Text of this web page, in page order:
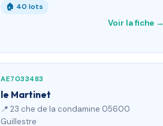
🏠 40 lots
Voir la fiche →
AE7033483
le Martinet
📍 23 che de la condamine 05600
Guillestre